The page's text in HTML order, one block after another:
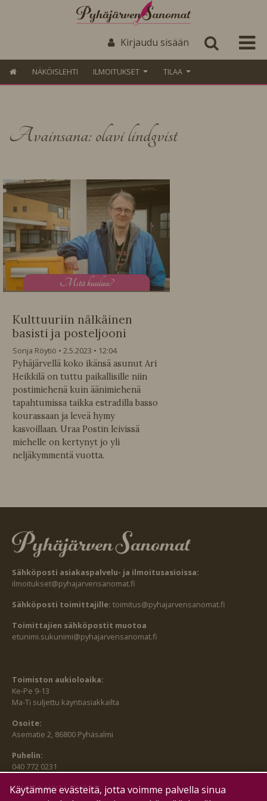
Kirjaudu sisään
NÄKÖISLEHTI ILMOITUKSET TILAA
Avainsana: olavi lindgvist
Mitä kuuluu?
Kulttuuriin nälkäinen
basisti ja posteljooni
Sonja Röytiö 2.5.2023
12:04
Pyhäjärvellä koko ikänsä asunut Ari
Heikkilä on tuttu paikallisille niin
postimiehenä kuin äänimiehenä
tapahtumissa taikka estradilla basso
kourassaan ja leveä hymy
kasvoillaan. Uraa Postin leivissä
miehelle on kertynyt jo yli
neljäkymmentä vuotta.
Sähköposti asiakaspalvelu- ja ilmoitusasioissa:
ilmoitukset@pyhajarvensanomat.fi
Sähköposti toimittajille: toimitus@pyhajarvensanomat.fi
Toimittajien sähköpostit muotoa
etunimi.sukunimi@pyhajarvensanomat.fi
Toimiston aukioloaika:
Ke-Pe 9-13
Ma-Ti suljettu käyntiasiakkailta
Osoite:
Asematie 2, 86800 Pyhäsalmi
Puhelin:
040 772 0231
SEURAA MEITÄ MYÖS:
Käytämme evästeitä, jotta voimme palvella sinua